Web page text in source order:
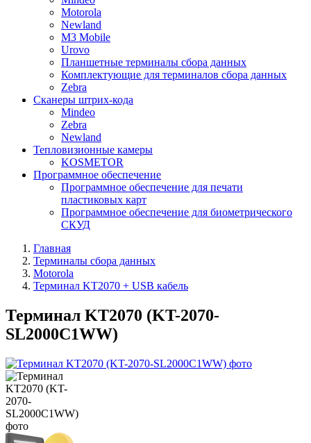
Motorola
Newland
M3 Mobile
Urovo
Планшетные терминалы сбора данных
Комплектующие для терминалов сбора данных
Zebra
Сканеры штрих-кода
Mindeo
Zebra
Newland
Тепловизионные камеры
KOSMETOR
Программное обеспечение
Программное обеспечение для печати
пластиковых карт
Программное обеспечение для биометрического
СКУД
Главная
Терминалы сбора данных
Motorola
Терминал KT2070 + USB кабель
Терминал KT2070 (KT-2070-
SL2000C1WW)